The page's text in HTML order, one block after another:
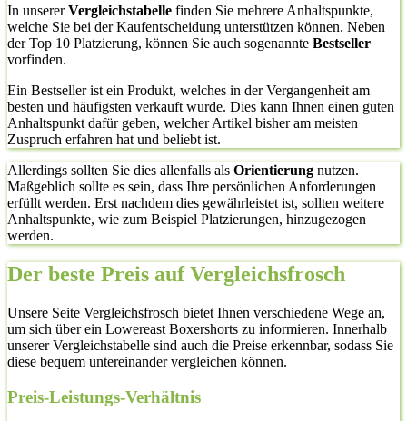
In unsererVergleichstabelle finden Sie mehrere Anhaltspunkte,
welche Sie bei der Kaufentscheidung unterstützen können. Neben
der Top 10 Platzierung, können Sie auch sogenannte Bestseller
vorfinden.
Ein Bestseller ist ein Produkt, welches in der Vergangenheit am
besten und häufigsten verkauft wurde. Dies kann Ihnen einen guten
Anhaltspunkt dafür geben, welcher Artikel bisher am meisten
Zuspruch erfahren hat und beliebt ist.
Allerdings sollten Sie dies allenfalls als Orientierung nutzen.
Maßgeblich sollte es sein, dass Ihre persönlichen Anforderungen
erfüllt werden. Erst nachdem dies gewährleistet ist, sollten weitere
Anhaltspunkte, wie zum Beispiel Platzierungen, hinzugezogen
werden.
Der beste Preis auf Vergleichsfrosch
Unsere Seite Vergleichsfrosch bietet Ihnen verschiedene Wege an,
um sich über ein Lowereast Boxershorts zu informieren. Innerhalb
unserer Vergleichstabelle sind auch die Preise erkennbar, sodass Sie
diese bequem untereinander vergleichen können.
Preis-Leistungs-Verhältnis